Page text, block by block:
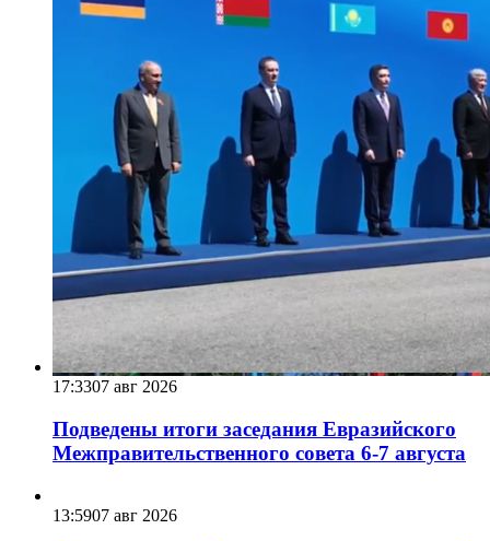
17:3307 авг 2026
Подведены итоги заседания Евразийского
Межправительственного совета 6-7 августа
13:5907 авг 2026